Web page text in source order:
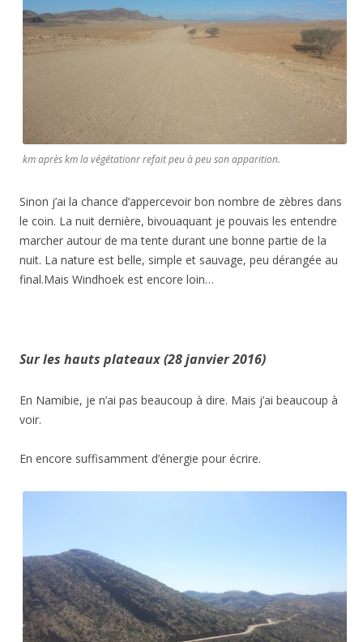
km après km la végétationr refait peu à peu son apparition.
Sinon j’ai la chance d’appercevoir bon nombre de zèbres dans
le coin. La nuit dernière, bivouaquant je pouvais les entendre
marcher autour de ma tente durant une bonne partie de la
nuit. La nature est belle, simple et sauvage, peu dérangée au
final.Mais Windhoek est encore loin…
Sur les hauts plateaux (28 janvier 2016)
En Namibie, je n’ai pas beaucoup à dire. Mais j’ai beaucoup à
voir.
En encore suffisamment d’énergie pour écrire.